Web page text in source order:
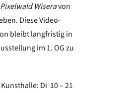
Pixelwald Wiseravon
Diese Video-
bleibt langfristig in
im 1. OG zu
Di 10 – 21